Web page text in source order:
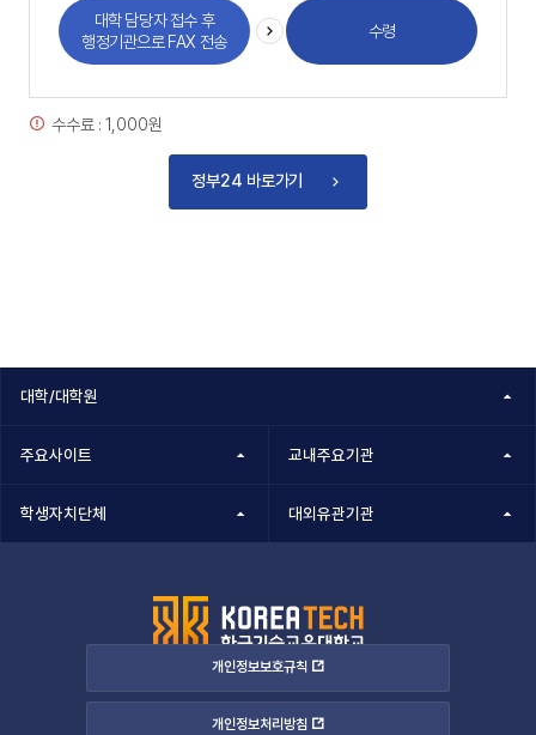
대학 담당자 접수 후
행정기관으로 FAX 전송
수령
수수료 : 1,000원
정부24 바로가기
대학/대학원
주요사이트 교내주요기관
학생자치단체 대외유관기관
개인정보보호규칙
개인정보처리방침